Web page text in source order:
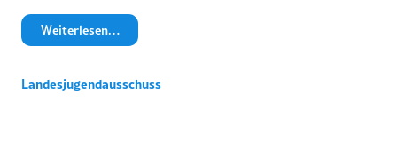
Weiterlesen…
Landesjugendausschuss